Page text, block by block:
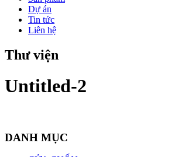
Dự án
Tin tức
Liên hệ
Thư viện
Untitled-2
DANH MỤC